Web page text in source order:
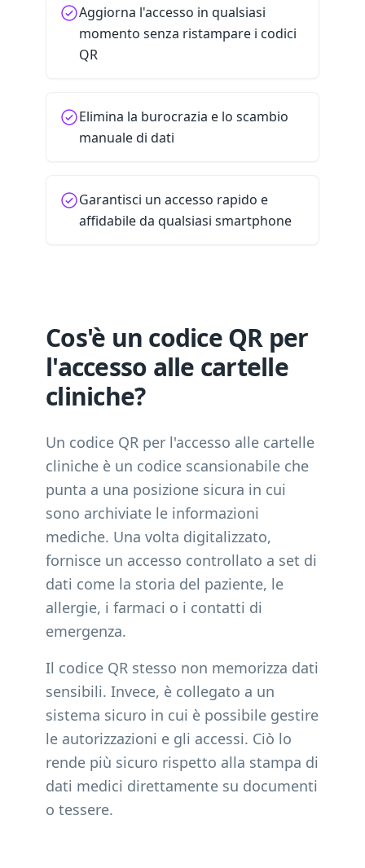
Aggiorna l'accesso in qualsiasi
momento senza ristampare i codici
QR
Elimina la burocrazia e lo scambio
manuale di dati
Garantisci un accesso rapido e
affidabile da qualsiasi smartphone
Cos'è un codice QR per
l'accesso alle cartelle
cliniche?
Un codice QR per l'accesso alle cartelle
cliniche è un codice scansionabile che
punta a una posizione sicura in cui
sono archiviate le informazioni
mediche. Una volta digitalizzato,
fornisce un accesso controllato a set di
dati come la storia del paziente, le
allergie, i farmaci o i contatti di
emergenza.
Il codice QR stesso non memorizza dati
sensibili. Invece, è collegato a un
sistema sicuro in cui è possibile gestire
le autorizzazioni e gli accessi. Ciò lo
rende più sicuro rispetto alla stampa di
dati medici direttamente su documenti
o tessere.